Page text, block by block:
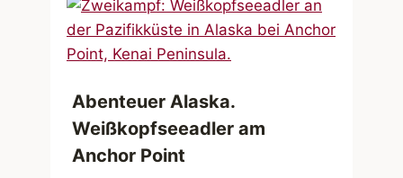
Abenteuer Alaska.
Weißkopfseeadler am
Anchor Point